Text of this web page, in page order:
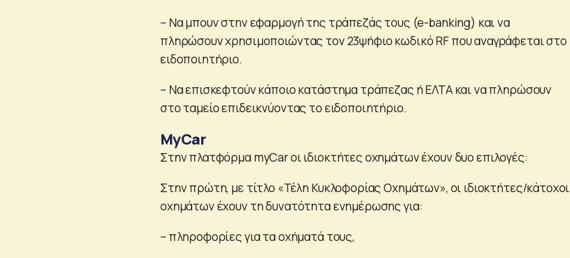
– Να μπουν στην εφαρμογή της τράπεζάς τους (e-banking) και να
πληρώσουν χρησιμοποιώντας τον 23ψήφιο κωδικό RF που αναγράφεται στο
ειδοποιητήριο.
– Να επισκεφτούν κάποιο κατάστημα τράπεζας ή ΕΛΤΑ και να πληρώσουν
στο ταμείο επιδεικνύοντας το ειδοποιητήριο.
MyCar
Στην πλατφόρμα myCar οι ιδιοκτήτες οχημάτων έχουν δυο επιλογές:
Στην πρώτη, με τίτλο «Τέλη Κυκλοφορίας Οχημάτων», οι ιδιοκτήτες/κάτοχοι
οχημάτων έχουν τη δυνατότητα ενημέρωσης για:
– πληροφορίες για τα οχήματά τους,